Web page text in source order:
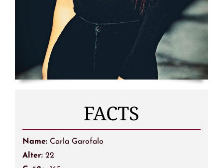
FACTS
Name: Carla Garofalo
Alter: 22